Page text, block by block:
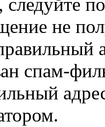
не
спам-